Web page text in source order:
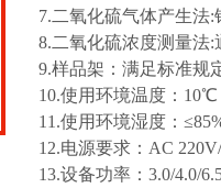
7.二氧化硫气体产生法:
8.二氧化硫浓度测量法
9.样品架：满足标准规
10.使用环境温度：
11.使用环境湿度：
12.电源要求：AC
13.设备功率：3.0/4.0/